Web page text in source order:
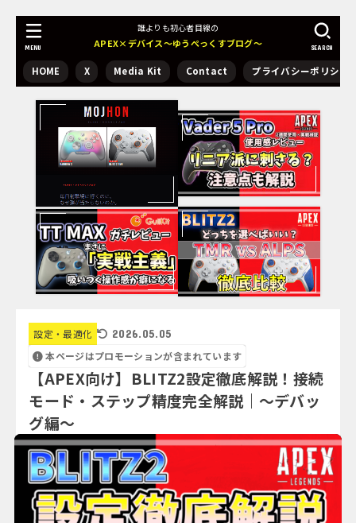
誰よりも初心者目線の
APEX×デバイス～ゆうぺっくすブログ～
HOME X Media Kit Contact プライバシーポリシー
SEARCH
MENU
設定・最適化
2026.05.05
本ページはプロモーションが含まれています
【APEX向け】BLITZ2設定徹底解説！接続
モード・ステップ精度完全解説｜～デバッ
グ編～